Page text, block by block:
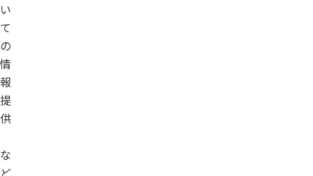
い
て
の
情
報
提
供
な
ど